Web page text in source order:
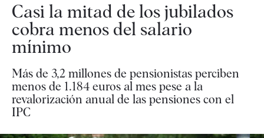
Casi la mitad de los jubilados
cobra menos del salario
mínimo
Más de 3,2 millones de pensionistas perciben
menos de 1.184 euros al mes pese a la
revalorización anual de las pensiones con el
IPC